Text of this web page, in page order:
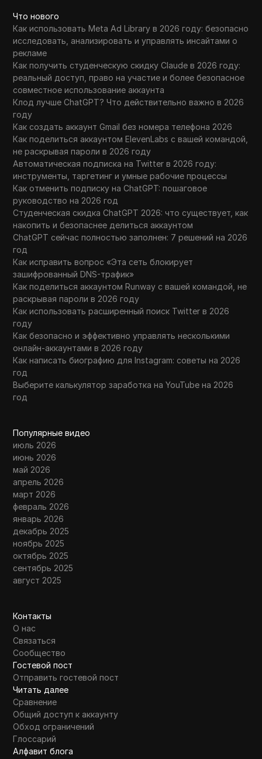
Что нового
Как использовать Meta Ad Library в 2026 году: безопасно
исследовать, анализировать и управлять инсайтами о
рекламе
Как получить студенческую скидку Claude в 2026 году:
реальный доступ, право на участие и более безопасное
совместное использование аккаунта
Клод лучше ChatGPT? Что действительно важно в 2026
году
Как создать аккаунт Gmail без номера телефона 2026
Как поделиться аккаунтом ElevenLabs с вашей командой,
не раскрывая пароли в 2026 году
Автоматическая подписка на Twitter в 2026 году:
инструменты, таргетинг и умные рабочие процессы
Как отменить подписку на ChatGPT: пошаговое
руководство на 2026 год
Студенческая скидка ChatGPT 2026: что существует, как
накопить и безопаснее делиться аккаунтом
ChatGPT сейчас полностью заполнен: 7 решений на 2026
год
Как исправить вопрос «Эта сеть блокирует
зашифрованный DNS-трафик»
Как поделиться аккаунтом Runway с вашей командой, не
раскрывая пароли в 2026 году
Как использовать расширенный поиск Twitter в 2026
году
Как безопасно и эффективно управлять несколькими
онлайн-аккаунтами в 2026 году
Как написать биографию для Instagram: советы на 2026
год
Выберите калькулятор заработка на YouTube на 2026
год
Популярные видео
июль 2026
июнь 2026
май 2026
апрель 2026
март 2026
февраль 2026
январь 2026
декабрь 2025
ноябрь 2025
октябрь 2025
сентябрь 2025
август 2025
Контакты
О нас
Связаться
Сообщество
Гостевой пост
Отправить гостевой пост
Читать далее
Сравнение
Общий доступ к аккаунту
Обход ограничений
Глоссарий
Алфавит блога